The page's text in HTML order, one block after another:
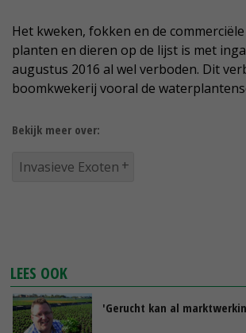
Het kweken, fokken en de
planten en dieren op de lijst is met
augustus 2016 al wel verboden. Dit
boomkwekerij vooral de
Bekijk meer over:
Invasieve Exoten
LEES OOK
'Gerucht kan al